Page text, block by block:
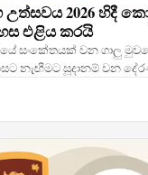
2026 හිදී
එළිය කරයි
සංකේතයක් වන ගාලු
නැඟීමට සූදානම් වන
2026 සමඟ වර්ණවත්